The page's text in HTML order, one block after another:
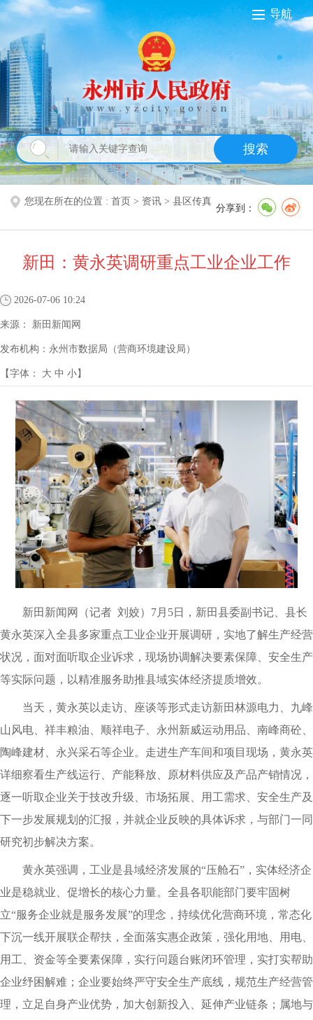
导航
搜索
您现在所在的位置 : 首页 > 资讯 > 县区传真
分享到：
新田：黄永英调研重点工业企业工作
2026-07-06 10:24
来源： 新田新闻网
发布机构： 永州市数据局（营商环境建设局）
【字体： 大 中 小】
新田新闻网（记者 刘姣）7月5日，新田县委副书记、县长
黄永英深入全县多家重点工业企业开展调研，实地了解生产经营
状况，面对面听取企业诉求，现场协调解决要素保障、安全生产
等实际问题，以精准服务助推县域实体经济提质增效。
当天，黄永英以走访、座谈等形式走访新田林源电力、九峰
山风电、祥丰粮油、顺祥电子、永州新威运动用品、南峰商砼、
陶峰建材、永兴采石等企业。走进生产车间和项目现场，黄永英
详细察看生产线运行、产能释放、原材料供应及产品产销情况，
逐一听取企业关于技改升级、市场拓展、用工需求、安全生产及
下一步发展规划的汇报，并就企业反映的具体诉求，与部门一同
研究初步解决方案。
黄永英强调，工业是县域经济发展的“压舱石”，实体经济企
业是稳就业、促增长的核心力量。全县各职能部门要牢固树
立“服务企业就是服务发展”的理念，持续优化营商环境，常态化
下沉一线开展联企帮扶，全面落实惠企政策，强化用地、用电、
用工、资金等全要素保障，实行问题台账闭环管理，实打实帮助
企业纾困解难；企业要始终严守安全生产底线，规范生产经营管
理，立足自身产业优势，加大创新投入、延伸产业链条；属地与